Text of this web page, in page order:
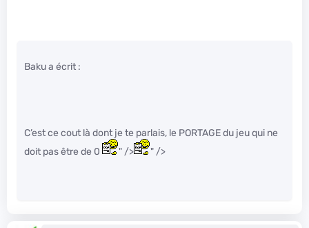
Baku a écrit :
C’est ce cout là dont je te parlais, le PORTAGE du jeu qui ne
doit pas être de 0
" /> " />